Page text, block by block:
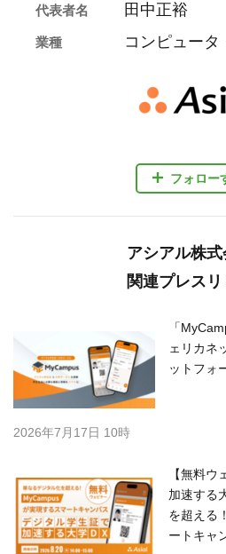
フォロー
代表者名 田中正裕
業種 コンピュータ
アシアル株
関連プレス
「
ェリカネ
ットフォ
2026年7月17日 10時
【無料
加速する
を超える
ートキャ